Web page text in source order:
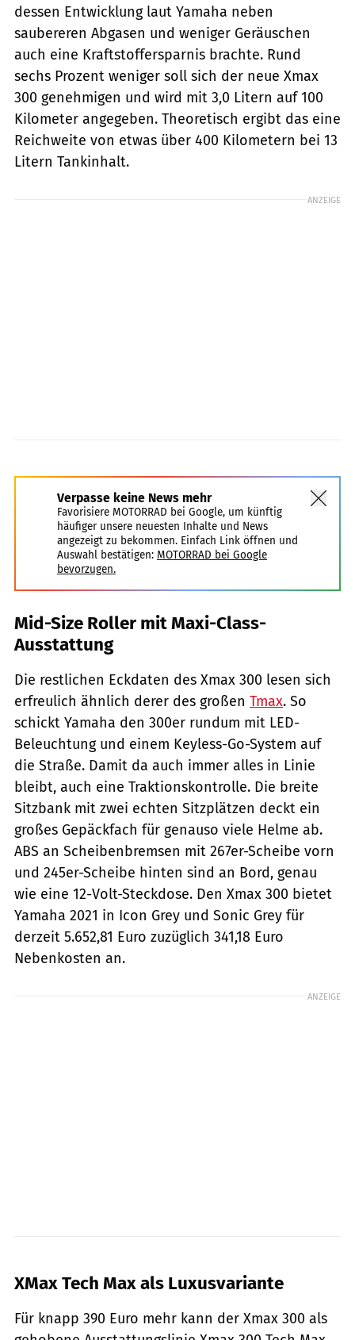
dessen Entwicklung laut Yamaha neben
saubereren Abgasen und weniger Geräuschen
auch eine Kraftstoffersparnis brachte. Rund
sechs Prozent weniger soll sich der neue Xmax
300 genehmigen und wird mit 3,0 Litern auf 100
Kilometer angegeben. Theoretisch ergibt das eine
Reichweite von etwas über 400 Kilometern bei 13
Litern Tankinhalt.
ANZEIGE
Verpasse keine News mehr
Favorisiere MOTORRAD bei Google, um künftig
häufiger unsere neuesten Inhalte und News
angezeigt zu bekommen. Einfach Link öffnen und
Auswahl bestätigen: MOTORRAD bei Google
bevorzugen.
Mid-Size Roller mit Maxi-Class-
Ausstattung
Die restlichen Eckdaten des Xmax 300 lesen sich
erfreulich ähnlich derer des großen Tmax. So
schickt Yamaha den 300er rundum mit LED-
Beleuchtung und einem Keyless-Go-System auf
die Straße. Damit da auch immer alles in Linie
bleibt, auch eine Traktionskontrolle. Die breite
Sitzbank mit zwei echten Sitzplätzen deckt ein
großes Gepäckfach für genauso viele Helme ab.
ABS an Scheibenbremsen mit 267er-Scheibe vorn
und 245er-Scheibe hinten sind an Bord, genau
wie eine 12-Volt-Steckdose. Den Xmax 300 bietet
Yamaha 2021 in Icon Grey und Sonic Grey für
derzeit 5.652,81 Euro zuzüglich 341,18 Euro
Nebenkosten an.
ANZEIGE
XMax Tech Max als Luxusvariante
Für knapp 390 Euro mehr kann der Xmax 300 als